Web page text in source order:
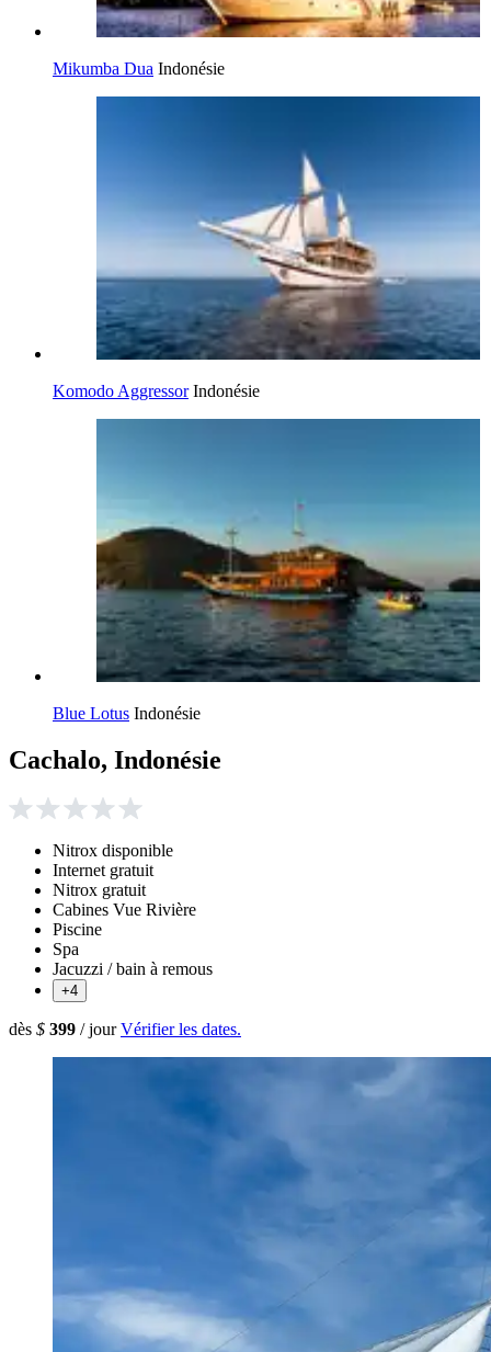
Mikumba Dua Indonésie
Komodo Aggressor Indonésie
Blue Lotus Indonésie
Cachalo, Indonésie
Nitrox disponible
Internet gratuit
Nitrox gratuit
Cabines Vue Rivière
Piscine
Spa
Jacuzzi / bain à remous
+4
dès $ 399 / jour Vérifier les dates.